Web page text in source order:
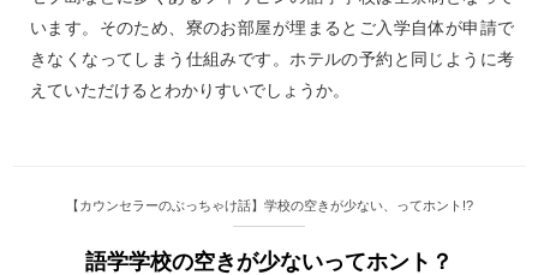
います。そのため、寮のお部屋が埋まるとご入学自体が申請で
きなくなってしまう仕組みです。ホテルの予約と同じように考
えていただけるとわかりすいでしょうか。
【カウンセラーのぶっちゃけ話】学校の空きが少ない、ってホント!?
語学学校の空きが少ないってホント？